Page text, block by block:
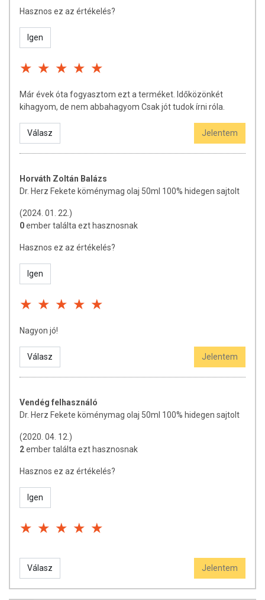
Hasznos ez az értékelés?
Igen
Már évek óta fogyasztom ezt a terméket. Időközönkét
kihagyom, de nem abbahagyom Csak jót tudok írni róla.
Válasz Jelentem
Horváth Zoltán Balázs
Dr. Herz Fekete köménymag olaj 50ml 100% hidegen sajtolt
(2024. 01. 22.)
0ember találta ezt hasznosnak
Hasznos ez az értékelés?
Igen
Nagyon jó!
Válasz Jelentem
Vendég felhasználó
Dr. Herz Fekete köménymag olaj 50ml 100% hidegen sajtolt
(2020. 04. 12.)
2ember találta ezt hasznosnak
Hasznos ez az értékelés?
Igen
Válasz Jelentem